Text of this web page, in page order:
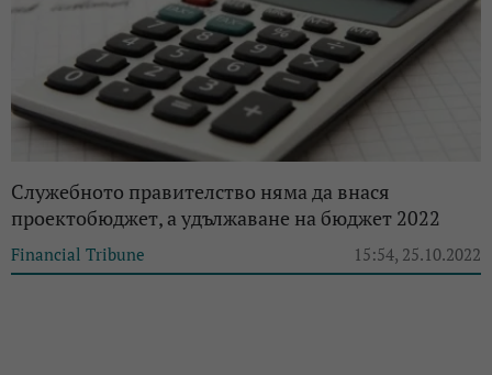
Служебното правителство няма да внася
проектобюджет, а удължаване на бюджет 2022
Financial Tribune 15:54, 25.10.2022